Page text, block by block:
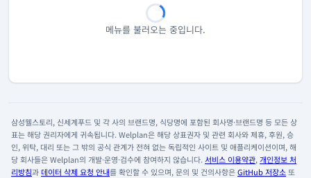
메뉴를 불러오는 중입니다.
삼성웰스토리, 신세계푸드 및 각 사의 브랜드명, 식당명에 포함된 회사명·브랜드명 등 모든 상
표는 해당 권리자에게 귀속됩니다. Welplan은 해당 상표권자 및 관련 회사와 제휴, 후원, 승
인, 위탁, 대리 또는 그 밖의 공식 관계가 전혀 없는 독립적인 사이트 및 애플리케이션이며, 해
당 회사들은 Welplan의 개발·운영·검수에 참여하지 않습니다. 서비스 이용약관, 개인정보 처
리방침과데이터 삭제 요청 안내를 확인할 수 있으며, 문의 및 건의사항은GitHub 저장소 또